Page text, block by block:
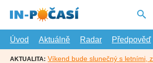
hlavní
Úvod
Aktuálně Radar Předpověď
AKTUALITA: Víkend bude slunečný s letními,